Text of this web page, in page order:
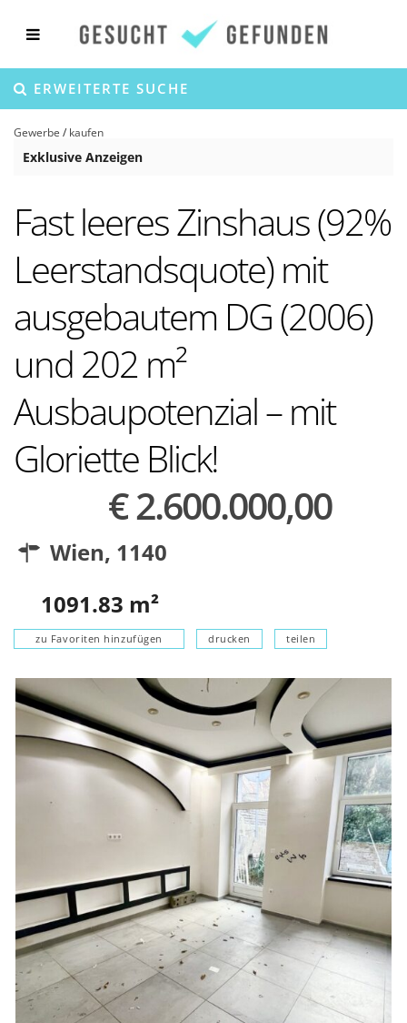
ERWEITERTE SUCHE
Gewerbe / kaufen
Exklusive Anzeigen
Fast leeres Zinshaus (92%
Leerstandsquote) mit
ausgebautem DG (2006)
und 202 m²
Ausbaupotenzial – mit
Gloriette Blick!
€ 2.600.000,00
Wien, 1140
1091.83 m²
zu Favoriten hinzufügen drucken teilen